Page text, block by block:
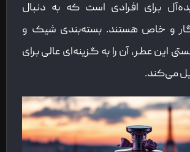
برای افرادی است که به دنبال
و خاص هستند. بسته‌بندی شیک و
این عطر، آن را به گزینه‌ای عالی برای
می‌کند.